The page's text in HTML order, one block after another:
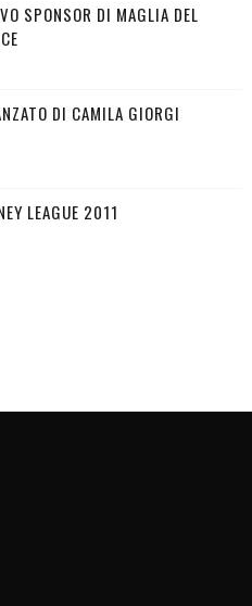
SPONSOR DI MAGLIA DEL
DI CAMILA GIORGI
LEAGUE 2011